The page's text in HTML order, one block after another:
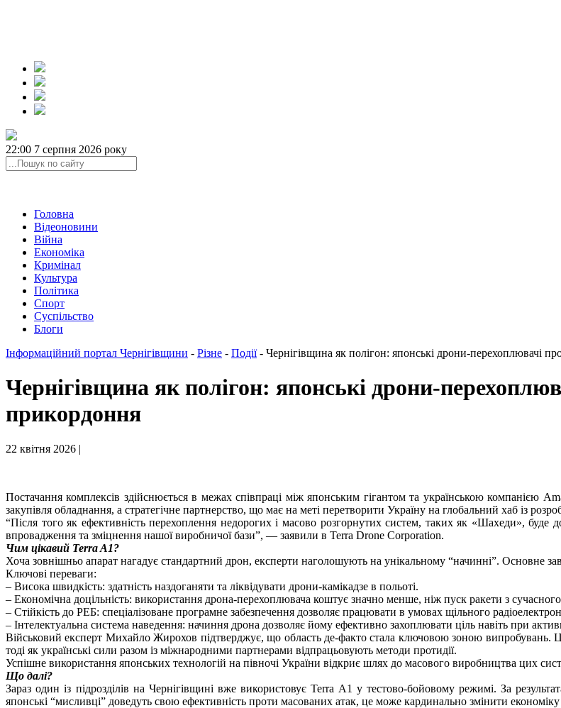
22:00 7 серпня 2026 року
Головна
Відеоновини
Війна
Економіка
Кримінал
Культура
Політика
Спорт
Суспільство
Блоги
Інформаційний портал Чернігівщини - Різне - Події- Чернігівщина як полігон: японські дрони-перехоплювачі
Чернігівщина як полігон: японські дрони-
прикордоння
22 квітня 2026 |
Постачання комплексів здійснюється в межах співпраці між японським гігантом та українською компанією
закупівля обладнання, а стратегічне партнерство, що має на меті перетворити Україну на глобальний хаб із
“Після того як ефективність перехоплення недорогих і масово розгорнутих систем, таких як «Шахеди»,
впровадження та зміцнення нашої виробничої бази”, — заявили в Terra Drone Corporation.
Чим цікавий Terra A1?
Хоча зовнішньо апарат нагадує стандартний дрон, експерти наголошують на унікальному “начинні”. Основне
Ключові переваги:
– Висока швидкість: здатність наздоганяти та ліквідувати дрони-камікадзе в польоті.
– Економічна доцільність: використання дрона-перехоплювача коштує значно менше, ніж пуск ракети з
– Стійкість до РЕБ: спеціалізоване програмне забезпечення дозволяє працювати в умовах щільного
– Інтелектуальна система наведення: начиння дрона дозволяє йому ефективно захоплювати ціль навіть при
Військовий експерт Михайло Жирохов підтверджує, що область де-факто стала ключовою зоною випробувань.
тоді як українські сили разом із міжнародними партнерами відпрацьовують методи протидії.
Успішне використання японських технологій на півночі України відкриє шлях до масового виробництва цих
Що далі?
Зараз один із підрозділів на Чернігівщині вже використовує Terra A1 у тестово-бойовому режимі. За
японські “мисливці” доведуть свою ефективність проти масованих атак, це може кардинально змінити